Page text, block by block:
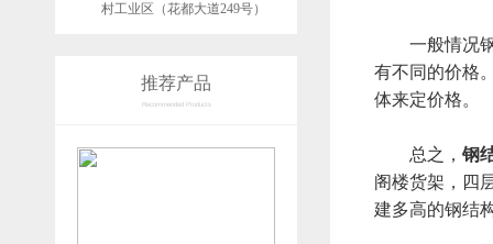
村工业区（花都大道249号）
推荐产品
Recommended Products
一般情况钢
有不同的价格
体来定价格。
总之， 钢
阁楼货架，四
建多高的钢结